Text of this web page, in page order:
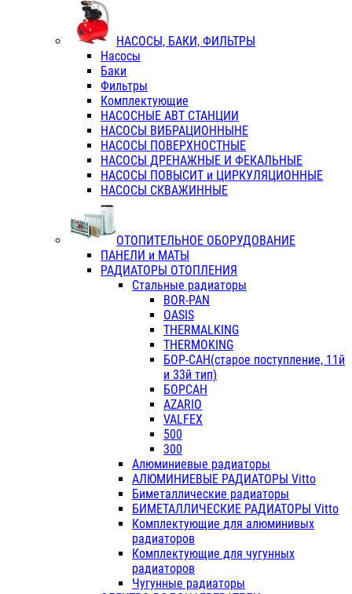
НАСОСЫ, БАКИ, ФИЛЬТРЫ
Насосы
Баки
Фильтры
Комплектующие
НАСОСНЫЕ АВТ СТАНЦИИ
НАСОСЫ ВИБРАЦИОННЫНЕ
НАСОСЫ ПОВЕРХНОСТНЫЕ
НАСОСЫ ДРЕНАЖНЫЕ И ФЕКАЛЬНЫЕ
НАСОСЫ ПОВЫСИТ и ЦИРКУЛЯЦИОННЫЕ
НАСОСЫ СКВАЖИННЫЕ
ОТОПИТЕЛЬНОЕ ОБОРУДОВАНИЕ
ПАНЕЛИ и МАТЫ
РАДИАТОРЫ ОТОПЛЕНИЯ
Стальные радиаторы
BOR-PAN
OASIS
THERMALKING
THERMOKING
БОР-САН(старое поступление, 11й
и 33й тип)
БОРСАН
AZARIO
VALFEX
500
300
Алюминиевые радиаторы
АЛЮМИНИЕВЫЕ РАДИАТОРЫ Vitto
Биметаллические радиаторы
БИМЕТАЛЛИЧЕСКИЕ РАДИАТОРЫ Vitto
Комплектующие для алюминивых
радиаторов
Комплектующие для чугунных
радиаторов
Чугунные радиаторы